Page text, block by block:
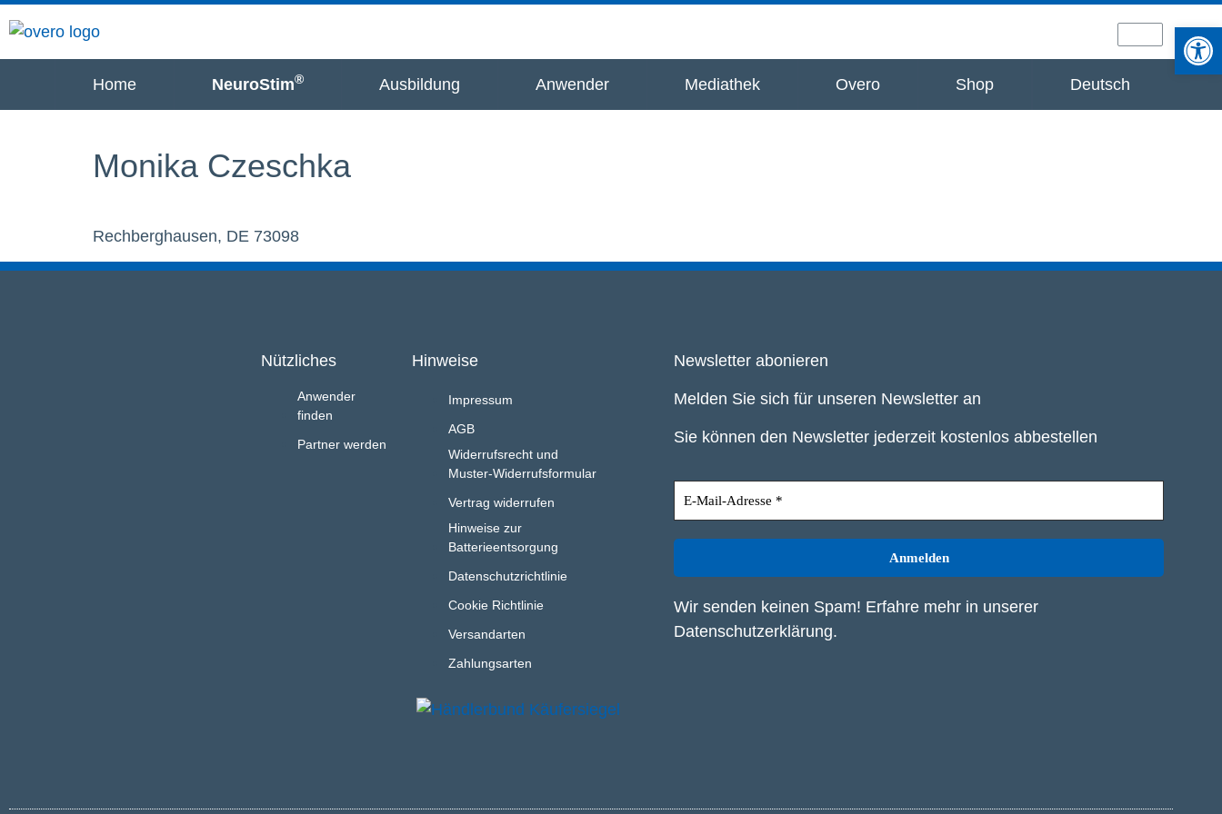
Home NeuroStim® Ausbildung Anwender Mediathek Overo Shop Deutsch
Monika Czeschka
Rechberghausen, DE 73098
Nützliches
Anwender
finden
Partner werden
Hinweise
Impressum
AGB
Widerrufsrecht und
Muster-Widerrufsformular
Vertrag widerrufen
Hinweise zur
Batterieentsorgung
Datenschutzrichtlinie
Cookie Richtlinie
Versandarten
Zahlungsarten
Newsletter abonieren
Melden Sie sich für unseren Newsletter an
Sie können den Newsletter jederzeit kostenlos abbestellen
Wir senden keinen Spam! Erfahre mehr in unserer
Datenschutzerklärung.